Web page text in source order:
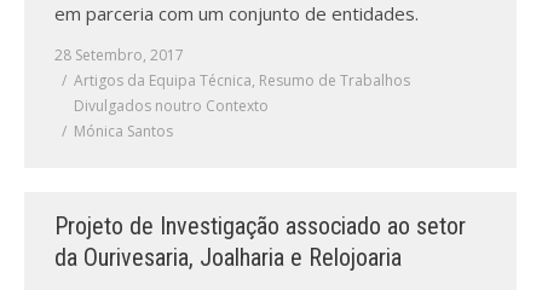
em parceria com um conjunto de entidades.
28 Setembro, 2017
Artigos da Equipa Técnica, Resumo de Trabalhos
Divulgados noutro Contexto
Mónica Santos
Projeto de Investigação associado ao setor
da Ourivesaria, Joalharia e Relojoaria